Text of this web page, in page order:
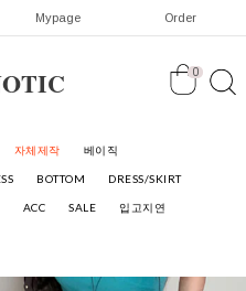
Mypage Order
0
자체제작 베이직
BOTTOM DRESS/SKIRT
ACC SALE 입고지연